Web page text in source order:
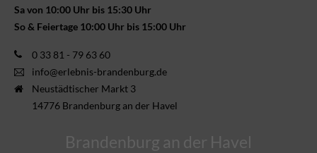
Sa von 10:00 Uhr bis 15:30 Uhr
So & Feiertage 10:00 Uhr bis 15:00 Uhr
0 33 81 - 79 63 60
info@erlebnis-brandenburg.de
Neustädtischer Markt 3
14776 Brandenburg an der Havel
Brandenburg an der Havel